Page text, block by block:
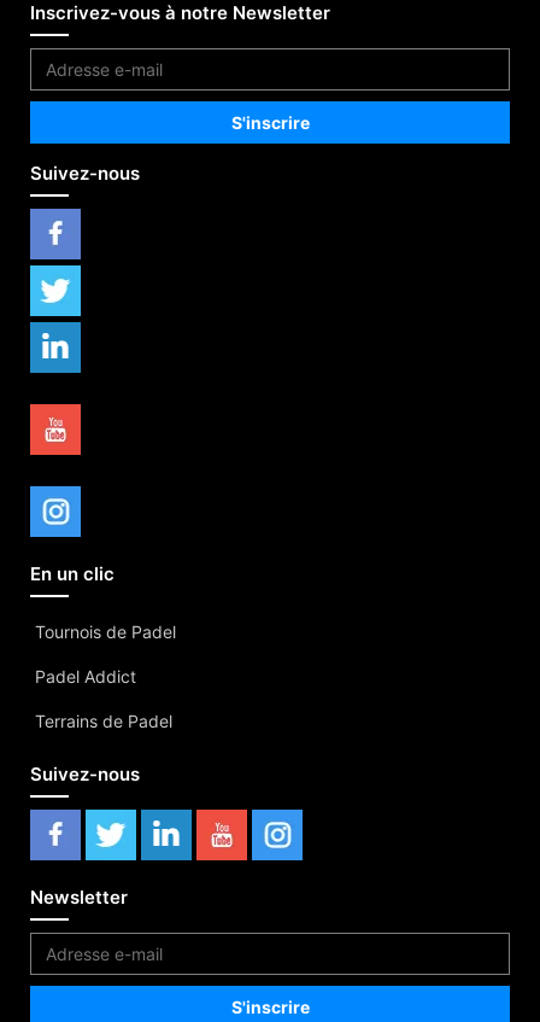
Inscrivez-vous à notre Newsletter
Suivez-nous
En un clic
Tournois de Padel
Padel Addict
Terrains de Padel
Suivez-nous
Newsletter